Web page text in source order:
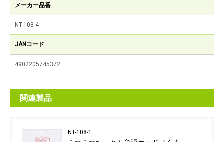
メーカー品番
NT-108-4
JANコード
4902205745372
関連製品
NT-108-1